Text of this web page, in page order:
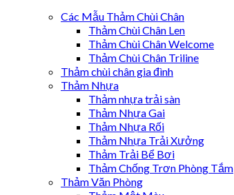
Các Mẫu Thảm Chùi Chân
Thảm Chùi Chân Len
Thảm Chùi Chân Welcome
Thảm Chùi Chân Triline
Thảm chùi chân gia đình
Thảm Nhựa
Thảm nhựa trải sàn
Thảm Nhựa Gai
Thảm Nhựa Rối
Thảm Nhựa Trải Xưởng
Thảm Trải Bể Bơi
Thảm Chống Trơn Phòng Tắm
Thảm Văn Phòng